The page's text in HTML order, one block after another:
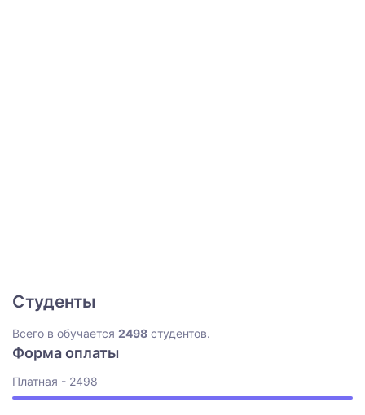
Студенты
Всего в обучается 2498 студентов.
Форма оплаты
Платная - 2498